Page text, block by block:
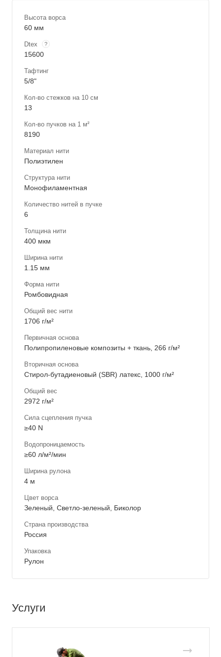
Высота ворса
60 мм
Dtex ?
15600
Тафтинг
5/8"
Кол-во стежков на 10 см
13
Кол-во пучков на 1 м²
8190
Материал нити
Полиэтилен
Структура нити
Монофиламентная
Количество нитей в пучке
6
Толщина нити
400 мкм
Ширина нити
1.15 мм
Форма нити
Ромбовидная
Общий вес нити
1706 г/м²
Первичная основа
Полипропиленовые композиты + ткань, 266 г/м²
Вторичная основа
Стирол-бутадиеновый (SBR) латекс, 1000 г/м²
Общий вес
2972 г/м²
Сила сцепления пучка
≥40 N
Водопроницаемость
≥60 л/м²/мин
Ширина рулона
4 м
Цвет ворса
Зеленый, Светло-зеленый, Биколор
Страна производства
Россия
Упаковка
Рулон
Услуги